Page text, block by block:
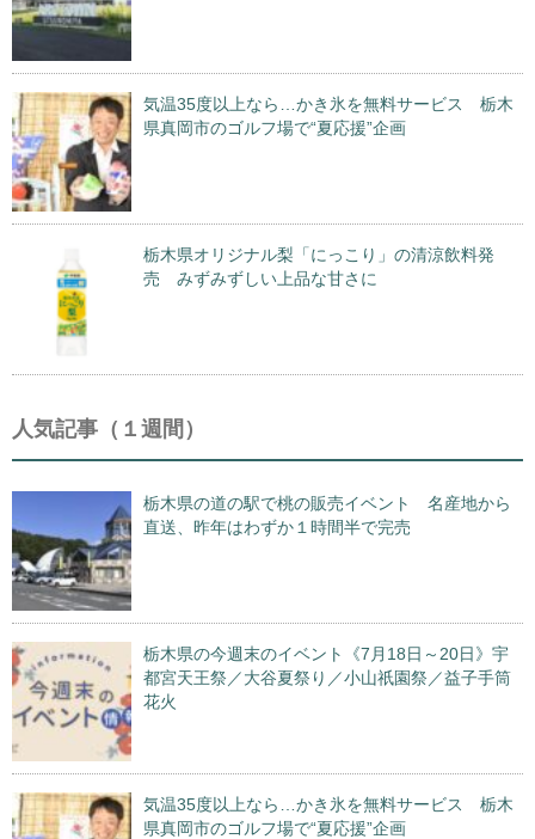
気温35度以上なら…かき氷を無料サービス 栃木
県真岡市のゴルフ場で“夏応援”企画
栃木県オリジナル梨「にっこり」の清涼飲料発
売 みずみずしい上品な甘さに
人気記事（１週間）
栃木県の道の駅で桃の販売イベント 名産地から
直送、昨年はわずか１時間半で完売
栃木県の今週末のイベント《7月18日～20日》宇
都宮天王祭／大谷夏祭り／小山祇園祭／益子手筒
花火
気温35度以上なら…かき氷を無料サービス 栃木
県真岡市のゴルフ場で“夏応援”企画